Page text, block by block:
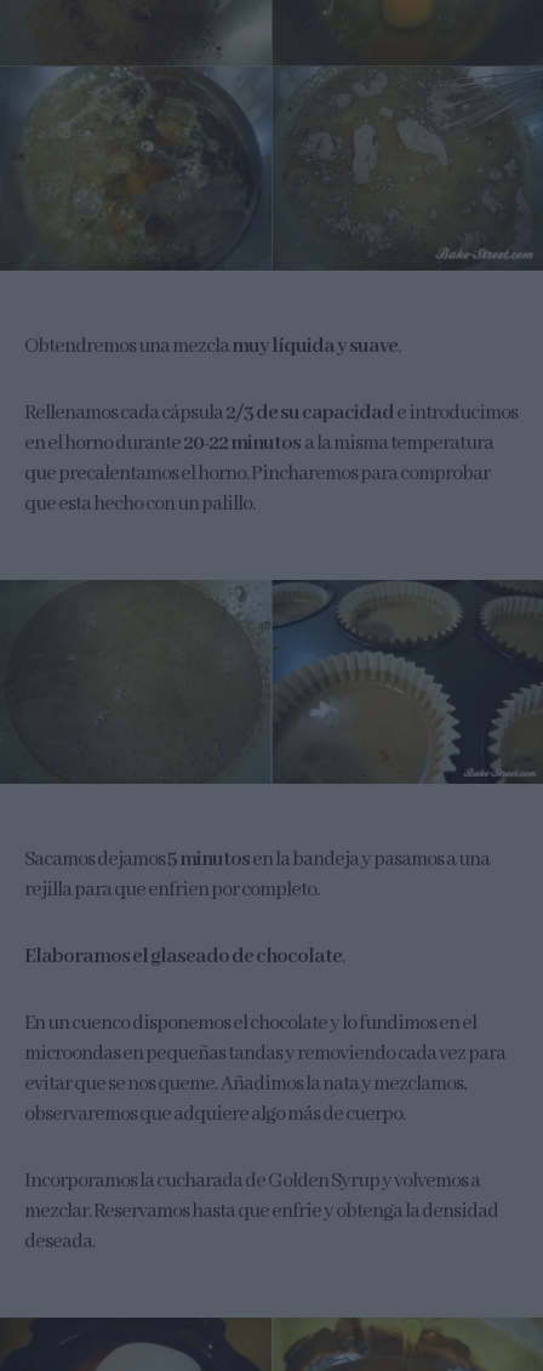
Obtendremos una mezclamuy líquida y suave.
Rellenamos cada cápsula2/3 de su capacidade introducimos
en el horno durante20-22 minutosa la misma temperatura
que precalentamos el horno. Pincharemos para comprobar
que esta hecho con un palillo.
Sacamos dejamos5 minutosen la bandeja y pasamos a una
rejilla para que enfrien por completo.
Elaboramos el glaseado de chocolate.
En un cuenco disponemos el chocolate y lo fundimos en el
microondas en pequeñas tandas y removiendo cada vez para
evitar que se nos queme. Añadimos la nata y mezclamos,
observaremos que adquiere algo más de cuerpo.
Incorporamos la cucharada de Golden Syrup y volvemos a
mezclar. Reservamos hasta que enfrie y obtenga la densidad
deseada.